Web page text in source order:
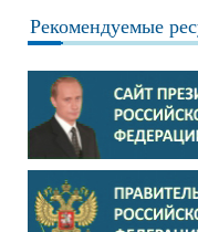
Рекомендуемые